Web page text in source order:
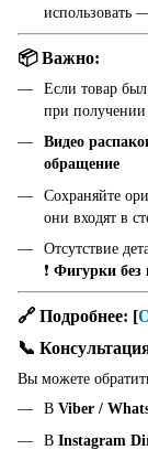
использовать
📦 Важно:
Если товар
при
Видео
обращение
Сохраняйте
они входят в
Отсутствие
❗ Фигурки без
🔗 Подробнее: [
📞
Вы можете
В Viber /
В Instagram